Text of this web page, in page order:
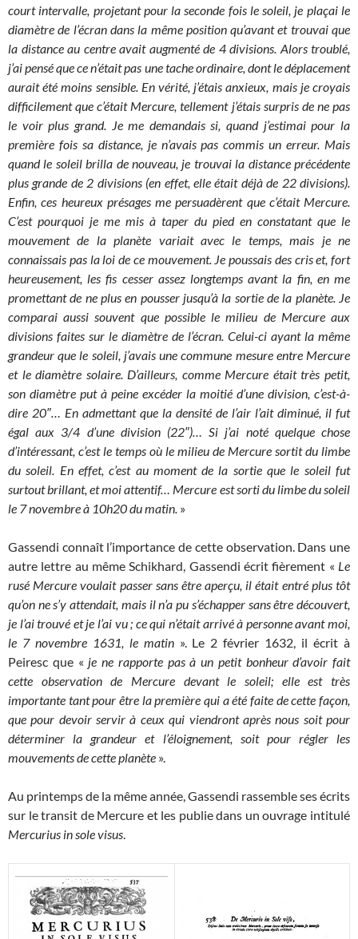
court intervalle, projetant pour la seconde fois le soleil, je plaçai le
diamètre de l’écran dans la même position qu’avant et trouvai que
la distance au centre avait augmenté de 4 divisions. Alors troublé,
j’ai pensé que ce n’était pas une tache ordinaire, dont le déplacement
aurait été moins sensible. En vérité, j’étais anxieux, mais je croyais
difficilement que c’était Mercure, tellement j’étais surpris de ne pas
le voir plus grand. Je me demandais si, quand j’estimai pour la
première fois sa distance, je n’avais pas commis un erreur. Mais
quand le soleil brilla de nouveau, je trouvai la distance précédente
plus grande de 2 divisions (en effet, elle était déjà de 22 divisions).
Enfin, ces heureux présages me persuadèrent que c’était Mercure.
C’est pourquoi je me mis à taper du pied en constatant que le
mouvement de la planète variait avec le temps, mais je ne
connaissais pas la loi de ce mouvement. Je poussais des cris et, fort
heureusement, les fis cesser assez longtemps avant la fin, en me
promettant de ne plus en pousser jusqu’à la sortie de la planète. Je
comparai aussi souvent que possible le milieu de Mercure aux
divisions faites sur le diamètre de l’écran. Celui-ci ayant la même
grandeur que le soleil, j’avais une commune mesure entre Mercure
et le diamètre solaire. D’ailleurs, comme Mercure était très petit,
son diamètre put à peine excéder la moitié d’une division, c’est-à-
dire 20″… En admettant que la densité de l’air l’ait diminué, il fut
égal aux 3/4 d’une division (22″)… Si j’ai noté quelque chose
d’intéressant, c’est le temps où le milieu de Mercure sortit du limbe
du soleil. En effet, c’est au moment de la sortie que le soleil fut
surtout brillant, et moi attentif… Mercure est sorti du limbe du soleil
le 7 novembre à 10h20 du matin. »
Gassendi connaît l’importance de cette observation. Dans une
autre lettre au même Schikhard, Gassendi écrit fièrement « Le
rusé Mercure voulait passer sans être aperçu, il était entré plus tôt
qu’on ne s’y attendait, mais il n’a pu s’échapper sans être découvert,
je l’ai trouvé et je l’ai vu ; ce qui n’était arrivé à personne avant moi,
le 7 novembre 1631, le matin». Le 2 février 1632, il écrit à
Peiresc que « je ne rapporte pas à un petit bonheur d’avoir fait
cette observation de Mercure devant le soleil; elle est très
importante tant pour être la première qui a été faite de cette façon,
que pour devoir servir à ceux qui viendront après nous soit pour
déterminer la grandeur et l’éloignement, soit pour régler les
mouvements de cette planète ».
Au printemps de la même année, Gassendi rassemble ses écrits
sur le transit de Mercure et les publie dans un ouvrage intitulé
Mercurius in sole visus.